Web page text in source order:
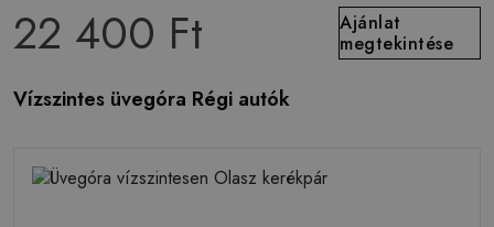
22 400 Ft
Ajánlat
megtekintése
Vízszintes üvegóra Régi autók